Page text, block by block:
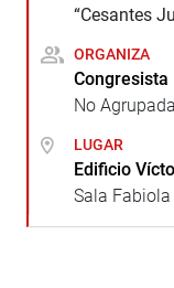
“Cesantes
ORGANIZA
Congresista
No Agrupada
LUGAR
Edificio
Sala